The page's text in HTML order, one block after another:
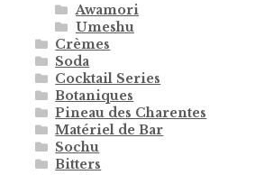
Awamori
Umeshu
Crèmes
Soda
Cocktail Series
Botaniques
Pineau des Charentes
Matériel de Bar
Sochu
Bitters